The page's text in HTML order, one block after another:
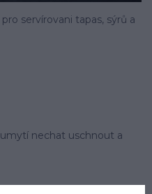
servírovani tapas, sýrů a
nechat uschnout a